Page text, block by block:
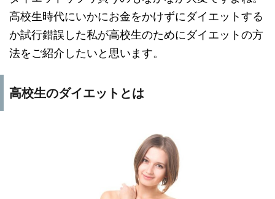
高校生時代にいかにお金をかけずにダイエットする
か試行錯誤した私が高校生のためにダイエットの方
法をご紹介したいと思います。
高校生のダイエットとは